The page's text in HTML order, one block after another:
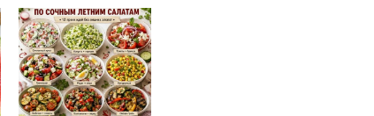
премьере нового
человека - паука.